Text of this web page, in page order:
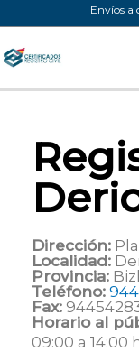
al
contenido
Envíos a
Dirección:
Localidad:
Provincia:
Teléfono:
Fax:
Horario al
09:00 a 14:00